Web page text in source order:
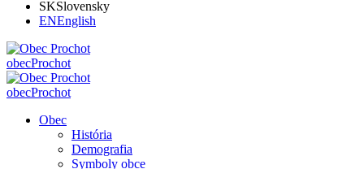
SKSlovensky
ENEnglish
obecProchot
obecProchot
Obec
História
Demografia
Symboly obce